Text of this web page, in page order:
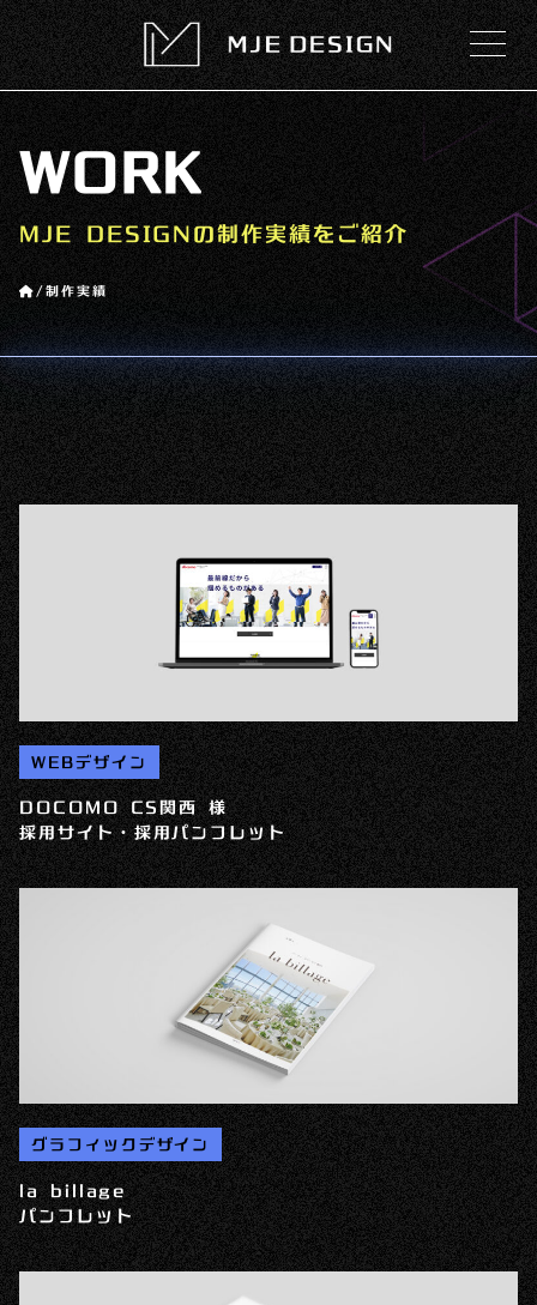
WORK
MJE DESIGNの制作実績をご紹介
/ 制作実績
WEBデザイン
DOCOMO CS関西 様
採用サイト・採用パンフレット
グラフィックデザイン
la billage
パンフレット